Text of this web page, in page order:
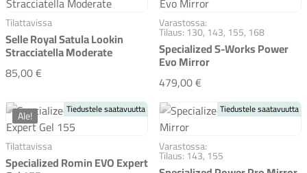
Tilattavissa
Selle Royal Satula Lookin
Stracciatella Moderate
85,00 €Selle Royal Satula Lookin Stracciatella Moderate
Varastossa:
Tilaus: 130, 143, 155, 168
Specialized S-Works Power
Evo Mirror
479,00 €Specialized S-Works
Tilattavissa
Specialized Romin EVO Expert
Ale! Tiedustele saatavuutta
Varastossa:
Tilaus: 143, 155
Tiedustele saatavuutta